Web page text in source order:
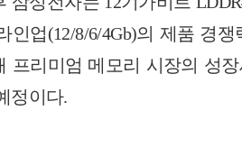
인업(12/8/6/4Gb)의 제품 경
프리미엄 메모리 시장의 성
정이다.